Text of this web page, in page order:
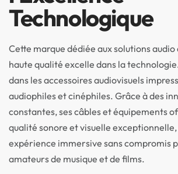
Technologique
Cette marque dédiée aux solutions audio
haute qualité excelle dans la
dans les accessoires audiovisuels
audiophiles et cinéphiles. Grâce à des
constantes, ses câbles et équipements
qualité sonore et visuelle
expérience immersive sans compromis
amateurs de musique et de films.